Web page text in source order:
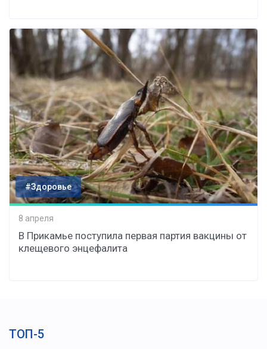
#Здоровье
8 апреля
В Прикамье поступила первая партия вакцины от
клещевого энцефалита
ТОП-5